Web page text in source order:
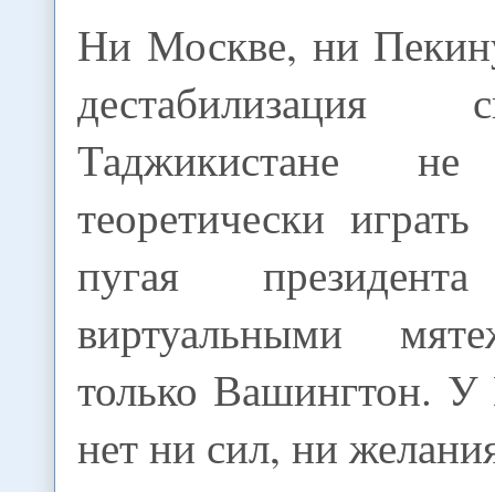
Ни Москве, ни
Таджикистане
теоретически
пугая
виртуальными
только Вашингтон.
нет ни сил, ни